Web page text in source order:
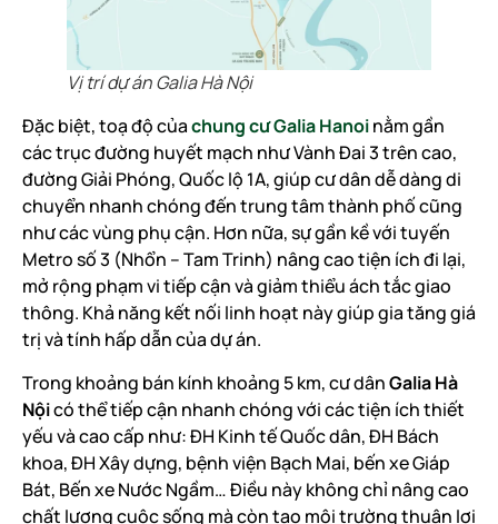
Vị trí dự án Galia Hà Nội
Đặc biệt, toạ độ củachung cư Galia Hanoinằm gần
các trục đường huyết mạch như Vành Đai 3 trên cao,
đường Giải Phóng, Quốc lộ 1A, giúp cư dân dễ dàng di
chuyển nhanh chóng đến trung tâm thành phố cũng
như các vùng phụ cận. Hơn nữa, sự gần kề với tuyến
Metro số 3 (Nhổn – Tam Trinh) nâng cao tiện ích đi lại,
mở rộng phạm vi tiếp cận và giảm thiểu ách tắc giao
thông. Khả năng kết nối linh hoạt này giúp gia tăng giá
trị và tính hấp dẫn của dự án.
Trong khoảng bán kính khoảng 5 km, cư dânGalia Hà
Nộicó thể tiếp cận nhanh chóng với các tiện ích thiết
yếu và cao cấp như: ĐH Kinh tế Quốc dân, ĐH Bách
khoa, ĐH Xây dựng, bệnh viện Bạch Mai, bến xe Giáp
Bát, Bến xe Nước Ngầm… Điều này không chỉ nâng cao
chất lượng cuộc sống mà còn tạo môi trường thuận lợi